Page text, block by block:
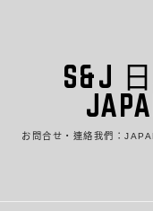
S&J
お問合せ・連絡我們：